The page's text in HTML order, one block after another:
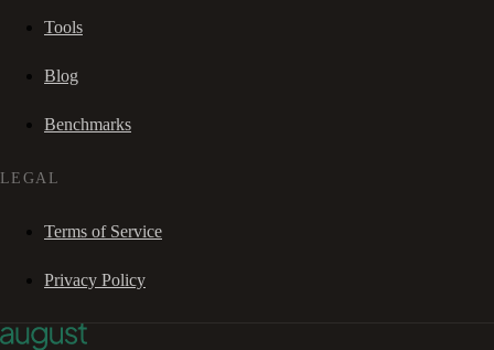
Tools
Blog
Benchmarks
LEGAL
Terms of Service
Privacy Policy